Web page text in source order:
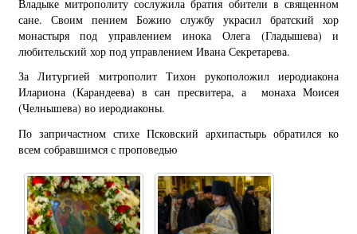
Владыке митрополиту сослужила братия обители в священном
сане. Своим пением Божию службу украсил братский хор
монастыря под управлением инока Олега (Гладышева) и
любительский хор под управлением Ивана Секретарева.
За Литургией митрополит Тихон рукоположил иеродиакона
Илариона (Карандеева) в сан пресвитера, а монаха Моисея
(Челнышева) во иеродиаконы.
По запричастном стихе Псковский архипастырь обратился ко
всем собравшимся с проповедью